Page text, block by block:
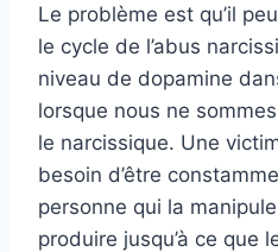
Le problème est qu’il
le cycle de l’abus
niveau de dopamine
lorsque nous ne
le narcissique. Une
besoin d’être
personne qui la
produire jusqu’à ce que